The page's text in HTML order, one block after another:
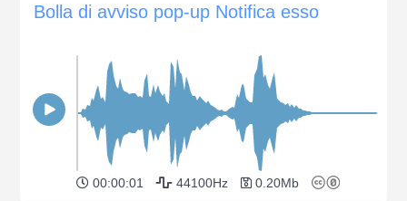
Bolla di avviso pop-up Notifica esso
00:00:01 44100Hz 0.20Mb